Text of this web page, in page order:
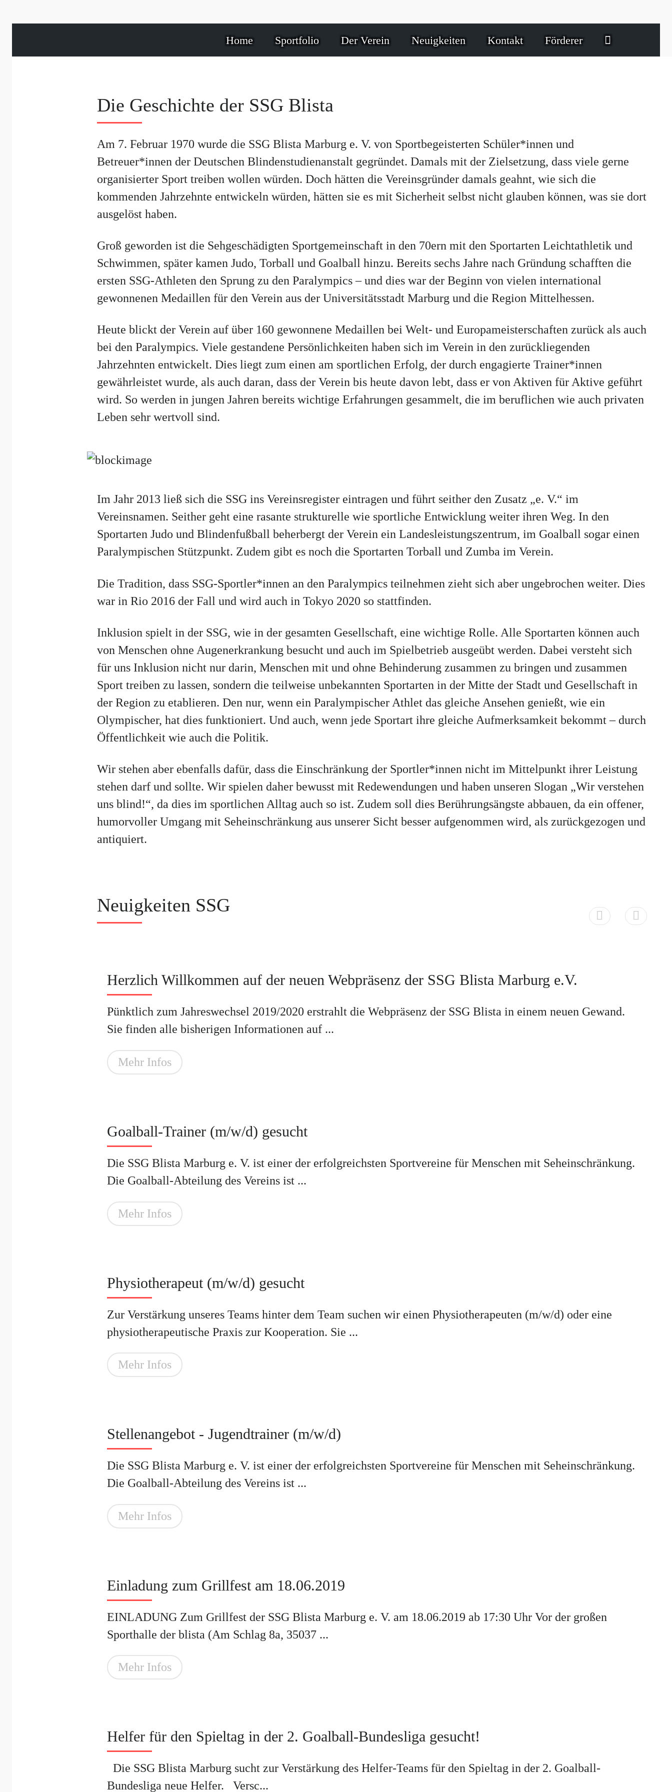
Home Sportfolio Der Verein Neuigkeiten Kontakt Förderer
Die Geschichte der SSG Blista
Am 7. Februar 1970 wurde die SSG Blista Marburg e. V. von Sportbegeisterten Schüler*innen und
Betreuer*innen der Deutschen Blindenstudienanstalt gegründet. Damals mit der Zielsetzung, dass viele gerne
organisierter Sport treiben wollen würden. Doch hätten die Vereinsgründer damals geahnt, wie sich die
kommenden Jahrzehnte entwickeln würden, hätten sie es mit Sicherheit selbst nicht glauben können, was sie dort
ausgelöst haben.
Groß geworden ist die Sehgeschädigten Sportgemeinschaft in den 70ern mit den Sportarten Leichtathletik und
Schwimmen, später kamen Judo, Torball und Goalball hinzu. Bereits sechs Jahre nach Gründung schafften die
ersten SSG-Athleten den Sprung zu den Paralympics – und dies war der Beginn von vielen international
gewonnenen Medaillen für den Verein aus der Universitätsstadt Marburg und die Region Mittelhessen.
Heute blickt der Verein auf über 160 gewonnene Medaillen bei Welt- und Europameisterschaften zurück als auch
bei den Paralympics. Viele gestandene Persönlichkeiten haben sich im Verein in den zurückliegenden
Jahrzehnten entwickelt. Dies liegt zum einen am sportlichen Erfolg, der durch engagierte Trainer*innen
gewährleistet wurde, als auch daran, dass der Verein bis heute davon lebt, dass er von Aktiven für Aktive geführt
wird. So werden in jungen Jahren bereits wichtige Erfahrungen gesammelt, die im beruflichen wie auch privaten
Leben sehr wertvoll sind.
Im Jahr 2013 ließ sich die SSG ins Vereinsregister eintragen und führt seither den Zusatz „e. V.“ im
Vereinsnamen. Seither geht eine rasante strukturelle wie sportliche Entwicklung weiter ihren Weg. In den
Sportarten Judo und Blindenfußball beherbergt der Verein ein Landesleistungszentrum, im Goalball sogar einen
Paralympischen Stützpunkt. Zudem gibt es noch die Sportarten Torball und Zumba im Verein.
Die Tradition, dass SSG-Sportler*innen an den Paralympics teilnehmen zieht sich aber ungebrochen weiter. Dies
war in Rio 2016 der Fall und wird auch in Tokyo 2020 so stattfinden.
Inklusion spielt in der SSG, wie in der gesamten Gesellschaft, eine wichtige Rolle. Alle Sportarten können auch
von Menschen ohne Augenerkrankung besucht und auch im Spielbetrieb ausgeübt werden. Dabei versteht sich
für uns Inklusion nicht nur darin, Menschen mit und ohne Behinderung zusammen zu bringen und zusammen
Sport treiben zu lassen, sondern die teilweise unbekannten Sportarten in der Mitte der Stadt und Gesellschaft in
der Region zu etablieren. Den nur, wenn ein Paralympischer Athlet das gleiche Ansehen genießt, wie ein
Olympischer, hat dies funktioniert. Und auch, wenn jede Sportart ihre gleiche Aufmerksamkeit bekommt – durch
Öffentlichkeit wie auch die Politik.
Wir stehen aber ebenfalls dafür, dass die Einschränkung der Sportler*innen nicht im Mittelpunkt ihrer Leistung
stehen darf und sollte. Wir spielen daher bewusst mit Redewendungen und haben unseren Slogan „Wir verstehen
uns blind!“, da dies im sportlichen Alltag auch so ist. Zudem soll dies Berührungsängste abbauen, da ein offener,
humorvoller Umgang mit Seheinschränkung aus unserer Sicht besser aufgenommen wird, als zurückgezogen und
antiquiert.
Neuigkeiten SSG
Herzlich Willkommen auf der neuen Webpräsenz der SSG Blista Marburg e.V.
Pünktlich zum Jahreswechsel 2019/2020 erstrahlt die Webpräsenz der SSG Blista in einem neuen Gewand.
Sie finden alle bisherigen Informationen auf ...
Mehr Infos
Goalball-Trainer (m/w/d) gesucht
Die SSG Blista Marburg e. V. ist einer der erfolgreichsten Sportvereine für Menschen mit Seheinschränkung.
Die Goalball-Abteilung des Vereins ist ...
Mehr Infos
Physiotherapeut (m/w/d) gesucht
Zur Verstärkung unseres Teams hinter dem Team suchen wir einen Physiotherapeuten (m/w/d) oder eine
physiotherapeutische Praxis zur Kooperation. Sie ...
Mehr Infos
Stellenangebot - Jugendtrainer (m/w/d)
Die SSG Blista Marburg e. V. ist einer der erfolgreichsten Sportvereine für Menschen mit Seheinschränkung.
Die Goalball-Abteilung des Vereins ist ...
Mehr Infos
Einladung zum Grillfest am 18.06.2019
EINLADUNG Zum Grillfest der SSG Blista Marburg e. V. am 18.06.2019 ab 17:30 Uhr Vor der großen
Sporthalle der blista (Am Schlag 8a, 35037 ...
Mehr Infos
Helfer für den Spieltag in der 2. Goalball-Bundesliga gesucht!
Die SSG Blista Marburg sucht zur Verstärkung des Helfer-Teams für den Spieltag in der 2. Goalball-
Bundesliga neue Helfer. Versc...